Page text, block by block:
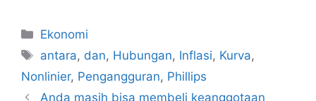
Kategori
Ekonomi
Tag
antara, dan, Hubungan, Inflasi, Kurva,
Nonlinier, Pengangguran, Phillips
Anda masih bisa membeli keanggotaan